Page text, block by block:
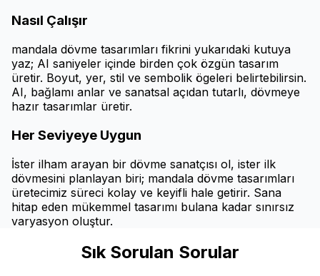
Nasıl Çalışır
mandala dövme tasarımları fikrini yukarıdaki kutuya
yaz; AI saniyeler içinde birden çok özgün tasarım
üretir. Boyut, yer, stil ve sembolik ögeleri belirtebilirsin.
AI, bağlamı anlar ve sanatsal açıdan tutarlı, dövmeye
hazır tasarımlar üretir.
Her Seviyeye Uygun
İster ilham arayan bir dövme sanatçısı ol, ister ilk
dövmesini planlayan biri; mandala dövme tasarımları
üretecimiz süreci kolay ve keyifli hale getirir. Sana
hitap eden mükemmel tasarımı bulana kadar sınırsız
varyasyon oluştur.
Sık Sorulan Sorular